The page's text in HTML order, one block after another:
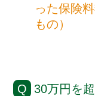
った保険
もの）
30万円を